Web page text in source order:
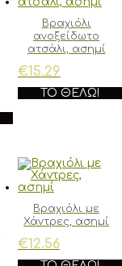
Βραχιόλι
ανοξείδωτο
ατσάλι, ασημί
€15.29
ΤΟ ΘΈΛΩ!
Βραχιόλι με
Χάντρες, ασημί
€12.56